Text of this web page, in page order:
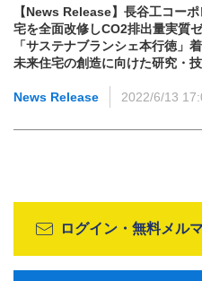
【News Release】長谷工コー
宅を全面改修しCO2排出量実質
「サステナブランシェ本行徳」
未来住宅の創造に向けた研究・
News Release 2022/6/13
ログイン・無料メル